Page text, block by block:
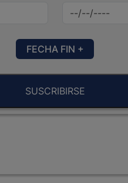
FECHA FIN +
SUSCRIBIRSE